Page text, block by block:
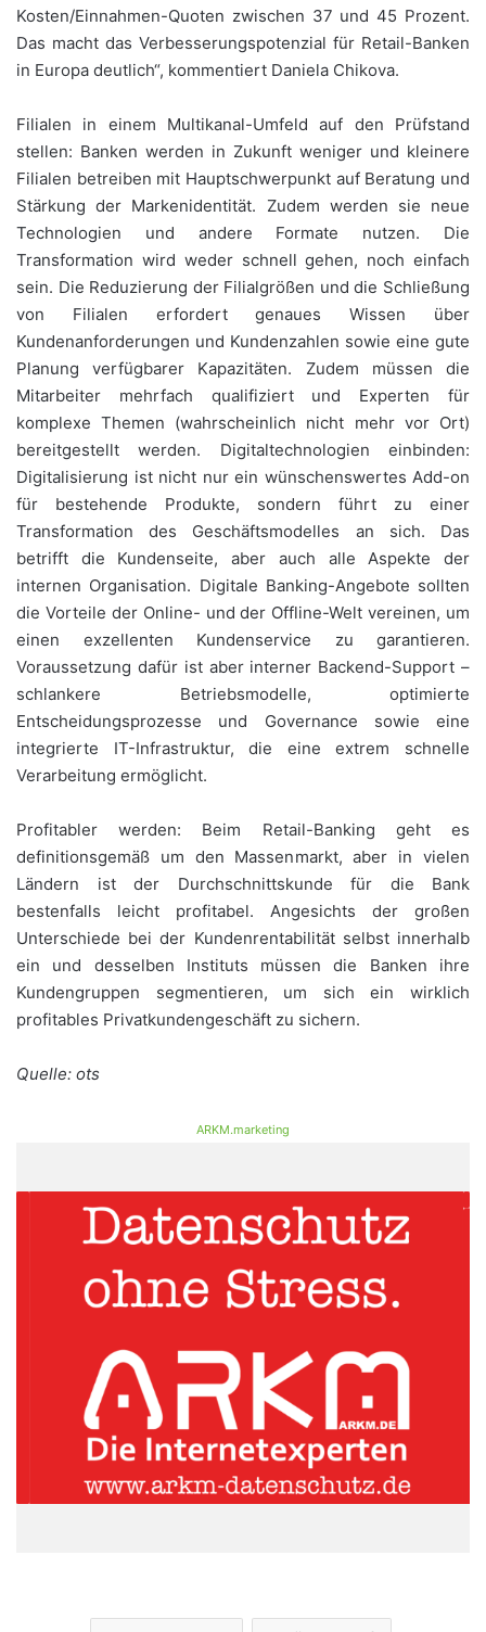
Kosten/Einnahmen-Quoten zwischen 37 und 45 Prozent.
Das macht das Verbesserungspotenzial für Retail-Banken
in Europa deutlich“, kommentiert Daniela Chikova.
Filialen in einem Multikanal-Umfeld auf den Prüfstand
stellen: Banken werden in Zukunft weniger und kleinere
Filialen betreiben mit Hauptschwerpunkt auf Beratung und
Stärkung der Markenidentität. Zudem werden sie neue
Technologien und andere Formate nutzen. Die
Transformation wird weder schnell gehen, noch einfach
sein. Die Reduzierung der Filialgrößen und die Schließung
von Filialen erfordert genaues Wissen über
Kundenanforderungen und Kundenzahlen sowie eine gute
Planung verfügbarer Kapazitäten. Zudem müssen die
Mitarbeiter mehrfach qualifiziert und Experten für
komplexe Themen (wahrscheinlich nicht mehr vor Ort)
bereitgestellt werden. Digitaltechnologien einbinden:
Digitalisierung ist nicht nur ein wünschenswertes Add-on
für bestehende Produkte, sondern führt zu einer
Transformation des Geschäftsmodelles an sich. Das
betrifft die Kundenseite, aber auch alle Aspekte der
internen Organisation. Digitale Banking-Angebote sollten
die Vorteile der Online- und der Offline-Welt vereinen, um
einen exzellenten Kundenservice zu garantieren.
Voraussetzung dafür ist aber interner Backend-Support –
schlankere Betriebsmodelle, optimierte
Entscheidungsprozesse und Governance sowie eine
integrierte IT-Infrastruktur, die eine extrem schnelle
Verarbeitung ermöglicht.
Profitabler werden: Beim Retail-Banking geht es
definitionsgemäß um den Massenmarkt, aber in vielen
Ländern ist der Durchschnittskunde für die Bank
bestenfalls leicht profitabel. Angesichts der großen
Unterschiede bei der Kundenrentabilität selbst innerhalb
ein und desselben Instituts müssen die Banken ihre
Kundengruppen segmentieren, um sich ein wirklich
profitables Privatkundengeschäft zu sichern.
Quelle: ots
ARKM.marketing